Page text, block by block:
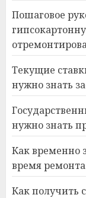
Пошаговое
Текущие
нужно знать
нужно знать
Как временно
время
Как получить